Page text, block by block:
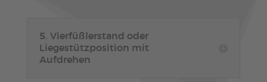
5. Vierfüßlerstand oder
Liegestützposition mit
Aufdrehen